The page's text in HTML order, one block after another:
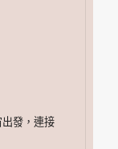
發，連接